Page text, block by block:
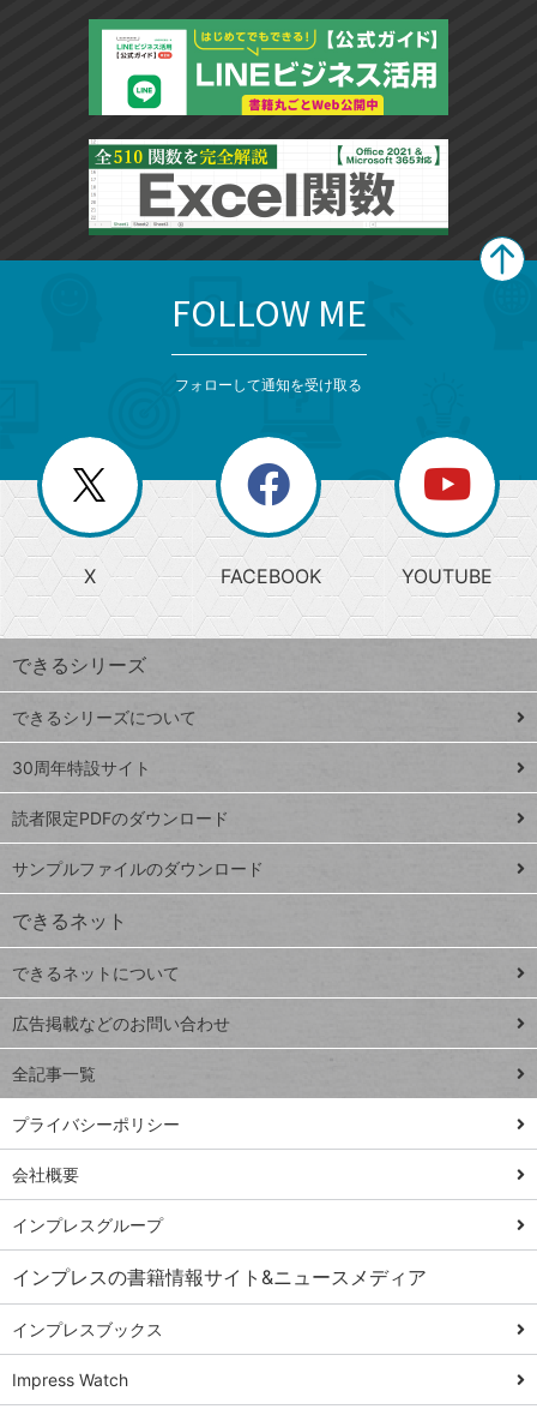
じ
る
search
検
索
上
昇
ワ
ー
ド
Google
スプレ
ッドシ
ート
iPhone
VLOOKUP
close
閉じ
る
閉
じ
る
ー
か
ら
探
す
ト
ッ
プ
ペ
ジ
連載
Excel Q&A
トイアンナ流仕
事術
ではじめる業務
の完全自動化
AI議事録作成術
Windows 11
Q&A
Teams踏み込み
活用術
Excel講師の仕事
術
FOLLOW ME
フォローして通知を受け取る
X FACEBOOK YOUTUBE
できるシリーズ
できるシリーズについて
30周年特設サイト
読者限定PDFのダウンロード
サンプルファイルのダウンロード
できるネット
できるネットについて
広告掲載などのお問い合わせ
全記事一覧
プライバシーポリシー
会社概要
インプレスグループ
インプレスの書籍情報サイト&ニュースメディア
インプレスブックス
Impress Watch